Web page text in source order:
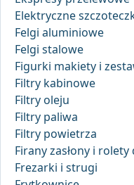
Elektryczne
Felgi aluminiowe
Felgi stalowe
Figurki makiety i
Filtry kabinowe
Filtry oleju
Filtry paliwa
Filtry powietrza
Firany zasłony i rolety
Frezarki i strugi